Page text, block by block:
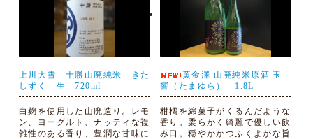
上川大雪 十勝山廃純米 きた
しずく 生 720ml
白麹を使用した山廃造り。レモ
ン、ヨーグルト、ナッティな複
雑性のある香り、豊潤な甘味に
黄金澤 山廃純米原酒 玉
響（たまゆら） 1.8L
柑橘を綿菓子がくるんだような
香り。柔らかく綺麗で優しい飲
み口。穏やかかつふくよかな旨